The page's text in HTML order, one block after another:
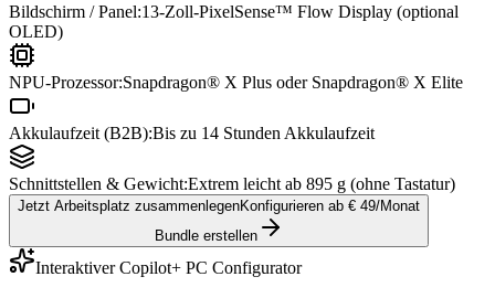
Bildschirm / Panel:13-Zoll-PixelSense™ Flow Display (optional
OLED)
NPU-Prozessor:Snapdragon® X Plus oder Snapdragon® X Elite
Akkulaufzeit (B2B):Bis zu 14 Stunden Akkulaufzeit
Schnittstellen & Gewicht:Extrem leicht ab 895 g (ohne Tastatur)
Jetzt Arbeitsplatz zusammenlegenKonfigurieren ab € 49/Monat
Bundle erstellen
Interaktiver Copilot+ PC Configurator